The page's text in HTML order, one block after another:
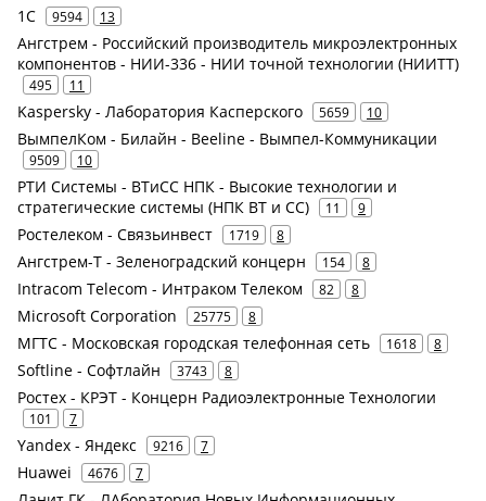
1С 9594 13
Ангстрем - Российский производитель микроэлектронных
компонентов - НИИ-336 - НИИ точной технологии (НИИТТ)
495 11
Kaspersky - Лаборатория Касперского 5659 10
ВымпелКом - Билайн - Beeline - Вымпел-Коммуникации
9509 10
РТИ Системы - ВТиСС НПК - Высокие технологии и
стратегические системы (НПК ВТ и СС)
11 9
Ростелеком - Связьинвест 1719 8
Ангстрем-Т - Зеленоградский концерн 154 8
Intracom Telecom - Интраком Телеком 82 8
Microsoft Corporation 25775 8
МГТС - Московская городская телефонная сеть 1618 8
Softline - Софтлайн 3743 8
Ростех - КРЭТ - Концерн Радиоэлектронные Технологии
101 7
Yandex - Яндекс 9216 7
Huawei 4676 7